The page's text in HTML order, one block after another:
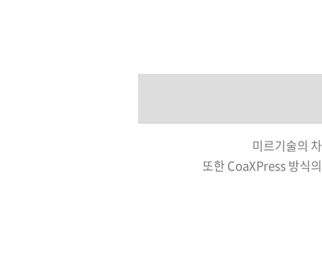
미르기술의
또한 CoaXPress 방식